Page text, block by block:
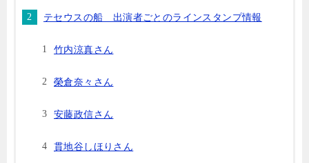
テセウスの船 出演者ごとのラインスタンプ情報
竹内涼真さん
榮倉奈々さん
安藤政信さん
貫地谷しほりさん